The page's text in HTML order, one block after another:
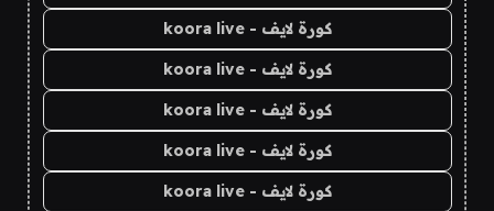
كورة لايف - koora live
كورة لايف - koora live
كورة لايف - koora live
كورة لايف - koora live
كورة لايف - koora live